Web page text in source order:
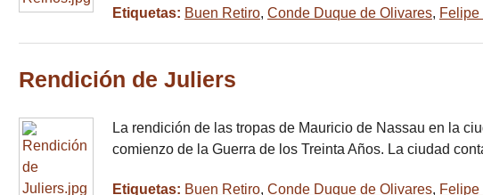
Etiquetas: Buen Retiro, Conde Duque de Olivares, Felipe
Rendición de Juliers
La rendición de las tropas de Mauricio de Nassau en la
comienzo de la Guerra de los Treinta Años. La ciudad
Etiquetas: Buen Retiro, Conde Duque de Olivares, Felipe